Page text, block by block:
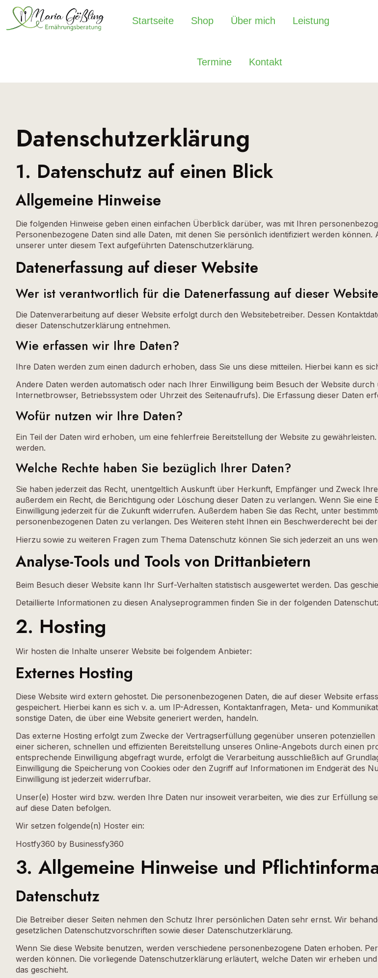
Startseite Shop Über mich Leistung
Termine Kontakt
Datenschutz­erklärung
1. Datenschutz auf einen Blick
Allgemeine Hinweise
Die folgenden Hinweise geben einen einfachen Überblick darüber, was mit Ihren
Personenbezogene Daten sind alle Daten, mit denen Sie persönlich identifiziert werden
unserer unter diesem Text aufgeführten Datenschutzerklärung.
Datenerfassung auf dieser Website
Wer ist verantwortlich für die Datenerfassung auf dieser
Die Datenverarbeitung auf dieser Website erfolgt durch den Websitebetreiber. Dessen
dieser Datenschutzerklärung entnehmen.
Wie erfassen wir Ihre Daten?
Ihre Daten werden zum einen dadurch erhoben, dass Sie uns diese mitteilen. Hierbei kann es
Andere Daten werden automatisch oder nach Ihrer Einwilligung beim Besuch der Website
Internetbrowser, Betriebssystem oder Uhrzeit des Seitenaufrufs). Die Erfassung dieser Daten
Wofür nutzen wir Ihre Daten?
Ein Teil der Daten wird erhoben, um eine fehlerfreie Bereitstellung der Website zu
werden.
Welche Rechte haben Sie bezüglich Ihrer Daten?
Sie haben jederzeit das Recht, unentgeltlich Auskunft über Herkunft, Empfänger und Zweck
außerdem ein Recht, die Berichtigung oder Löschung dieser Daten zu verlangen. Wenn Sie
Einwilligung jederzeit für die Zukunft widerrufen. Außerdem haben Sie das Recht, unter
personenbezogenen Daten zu verlangen. Des Weiteren steht Ihnen ein Beschwerderecht bei
Hierzu sowie zu weiteren Fragen zum Thema Datenschutz können Sie sich jederzeit an uns
Analyse-Tools und Tools von Dritt­anbietern
Beim Besuch dieser Website kann Ihr Surf-Verhalten statistisch ausgewertet werden. Das
Detaillierte Informationen zu diesen Analyseprogrammen finden Sie in der folgenden
2. Hosting
Wir hosten die Inhalte unserer Website bei folgendem Anbieter:
Externes Hosting
Diese Website wird extern gehostet. Die personenbezogenen Daten, die auf dieser Website
gespeichert. Hierbei kann es sich v. a. um IP-Adressen, Kontaktanfragen, Meta- und
sonstige Daten, die über eine Website generiert werden, handeln.
Das externe Hosting erfolgt zum Zwecke der Vertragserfüllung gegenüber unseren
einer sicheren, schnellen und effizienten Bereitstellung unseres Online-Angebots durch einen
entsprechende Einwilligung abgefragt wurde, erfolgt die Verarbeitung ausschließlich auf
Einwilligung die Speicherung von Cookies oder den Zugriff auf Informationen im Endgerät des
Einwilligung ist jederzeit widerrufbar.
Unser(e) Hoster wird bzw. werden Ihre Daten nur insoweit verarbeiten, wie dies zur Erfüllung
auf diese Daten befolgen.
Wir setzen folgende(n) Hoster ein:
Hostfy360 by Businessfy360
3. Allgemeine Hinweise und
Datenschutz
Die Betreiber dieser Seiten nehmen den Schutz Ihrer persönlichen Daten sehr ernst. Wir
gesetzlichen Datenschutzvorschriften sowie dieser Datenschutzerklärung.
Wenn Sie diese Website benutzen, werden verschiedene personenbezogene Daten erhoben.
werden können. Die vorliegende Datenschutzerklärung erläutert, welche Daten wir erheben
das geschieht.